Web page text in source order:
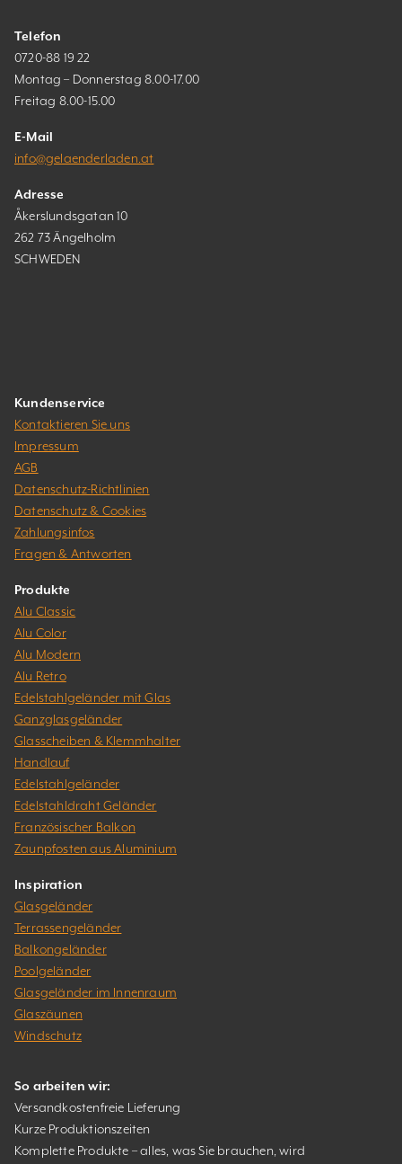
Telefon
0720-88 19 22
Montag – Donnerstag 8.00-17.00
Freitag 8.00-15.00
E-Mail
info@gelaenderladen.at
Adresse
Åkerslundsgatan 10
262 73 Ängelholm
SCHWEDEN
Kundenservice
Kontaktieren Sie uns
Impressum
AGB
Datenschutz-Richtlinien
Datenschutz & Cookies
Zahlungsinfos
Fragen & Antworten
Produkte
Alu Classic
Alu Color
Alu Modern
Alu Retro
Edelstahlgeländer mit Glas
Ganzglasgeländer
Glasscheiben & Klemmhalter
Handlauf
Edelstahlgeländer
Edelstahldraht Geländer
Französischer Balkon
Zaunpfosten aus Aluminium
Inspiration
Glasgeländer
Terrassengeländer
Balkongeländer
Poolgeländer
Glasgeländer im Innenraum
Glaszäunen
Windschutz
So arbeiten wir:
Versandkostenfreie Lieferung
Kurze Produktionszeiten
Komplette Produkte – alles, was Sie brauchen, wird